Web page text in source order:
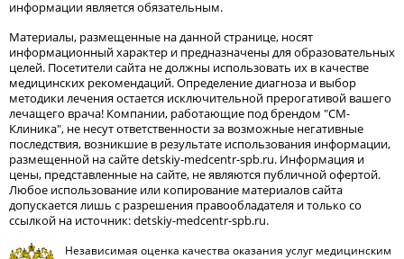
информации является обязательным.
Материалы, размещенные на данной странице, носят
информационный характер и предназначены для образовательных
целей. Посетители сайта не должны использовать их в качестве
медицинских рекомендаций. Определение диагноза и выбор
методики лечения остается исключительной прерогативой вашего
лечащего врача! Компании, работающие под брендом "СМ-
Клиника", не несут ответственности за возможные негативные
последствия, возникшие в результате использования информации,
размещенной на сайте detskiy-medcentr-spb.ru. Информация и
цены, представленные на сайте, не являются публичной офертой.
Любое использование или копирование материалов сайта
допускается лишь с разрешения правообладателя и только со
ссылкой на источник: detskiy-medcentr-spb.ru.
Независимая оценка качества оказания услуг медицинским